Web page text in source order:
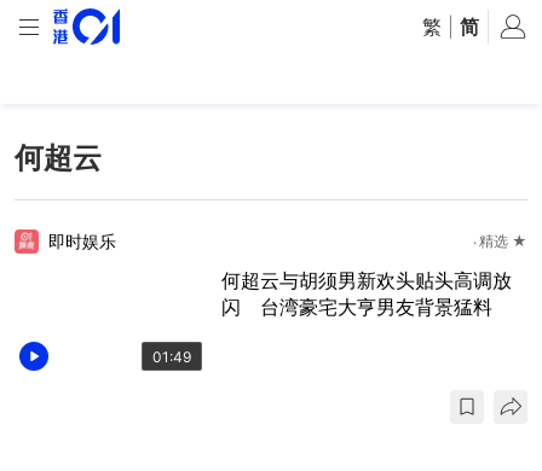
繁 简
何超云
01:49
即时娱乐 精选 ★
何超云与胡须男新欢头贴头高调放
闪 台湾豪宅大亨男友背景猛料